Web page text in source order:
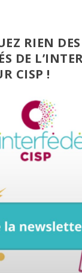
RIEN DES
DE
CISP !